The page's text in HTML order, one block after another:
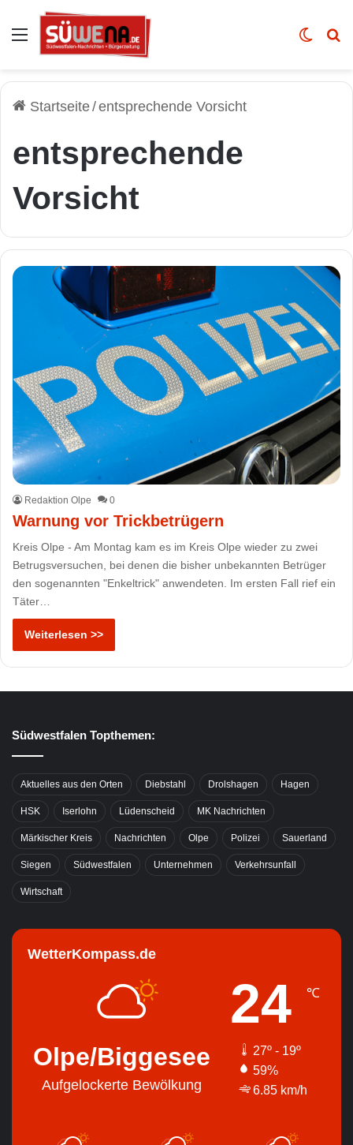
Auswahl Skin
Startseite/entsprechende Vorsicht
entsprechende
Vorsicht
Redaktion Olpe 0
Warnung vor Trickbetrügern
Kreis Olpe - Am Montag kam es im Kreis Olpe wieder zu zwei
Betrugsversuchen, bei denen die bisher unbekannten Betrüger
den sogenannten "Enkeltrick" anwendeten. Im ersten Fall rief ein
Täter…
Weiterlesen >>
Südwestfalen Topthemen:
Aktuelles aus den Orten Diebstahl Drolshagen Hagen
HSK Iserlohn Lüdenscheid MK Nachrichten
Märkischer Kreis Nachrichten Olpe Polizei Sauerland
Siegen Südwestfalen Unternehmen Verkehrsunfall
Wirtschaft
WetterKompass.de
Olpe/Biggesee
Aufgelockerte Bewölkung
24 ℃
27º - 19º
59%
6.85 km/h